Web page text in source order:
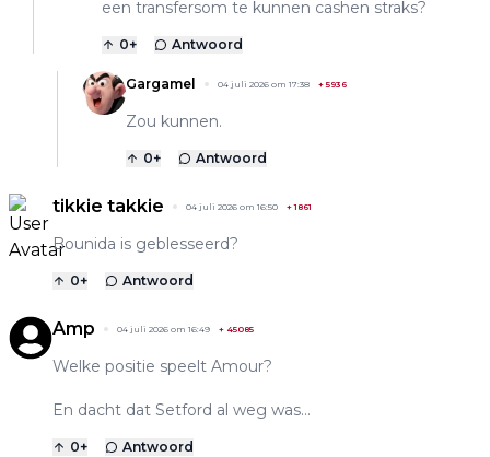
een transfersom te kunnen cashen straks?
0+ Antwoord
Gargamel 04 juli 2026 om 17:38 +5936
Zou kunnen.
0+ Antwoord
tikkie takkie 04 juli 2026 om 16:50 +1861
Bounida is geblesseerd?
0+ Antwoord
Amp 04 juli 2026 om 16:49 + 45085
Welke positie speelt Amour?
En dacht dat Setford al weg was...
0+ Antwoord